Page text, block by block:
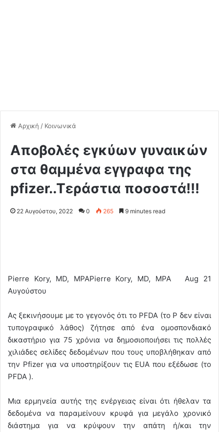
Αρχική / Κοινωνικά
Αποβολές εγκύων γυναικών
στα θαμμένα εγγραφα της
pfizer..Tεράστια ποσοστά!!!
22 Αυγούστου, 2022 0 265 9 minutes read
Pierre Kory, MD, MPAPierre Kory, MD, MPA Aug 21
Αυγούστου
Ας ξεκινήσουμε με το γεγονός ότι το PFDA (το P δεν είναι
τυπογραφικό λάθος) ζήτησε από ένα ομοσπονδιακό
δικαστήριο για 75 χρόνια να δημοσιοποιήσει τις πολλές
χιλιάδες σελίδες δεδομένων που τους υποβλήθηκαν από
την Pfizer για να υποστηρίξουν τις EUA που εξέδωσε (το
PFDA ).
Μια ερμηνεία αυτής της ενέργειας είναι ότι ήθελαν τα
δεδομένα να παραμείνουν κρυφά για μεγάλο χρονικό
διάστημα για να κρύψουν την απάτη ή/και την